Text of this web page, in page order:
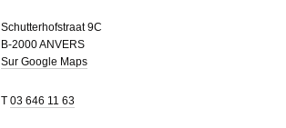
Schutterhofstraat 9C
B-2000 ANVERS
Sur Google Maps
T 03 646 11 63